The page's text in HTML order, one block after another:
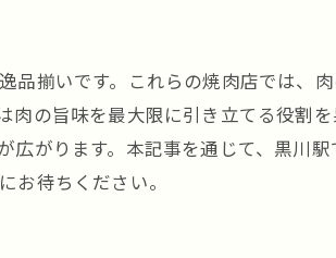
必見のライスと焼肉の楽しみ方
辺で体験するライスと焼肉の絶品の味
験を黒川駅でライスと共に満喫
の焼肉の極上体験とライスの重要性
をライスと共に満喫する方法
品揃いです。これらの焼肉店では、
の旨味を最大限に引き立てる役割
がります。本記事を通じて、黒川
お待ちください。